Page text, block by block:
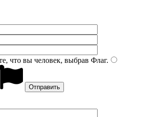
что вы человек, выбрав Флаг.